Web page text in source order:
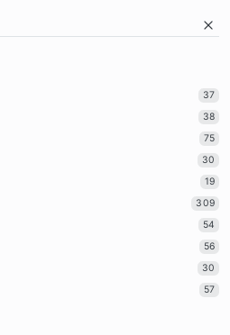
37
38
75
30
19
309
54
56
30
57